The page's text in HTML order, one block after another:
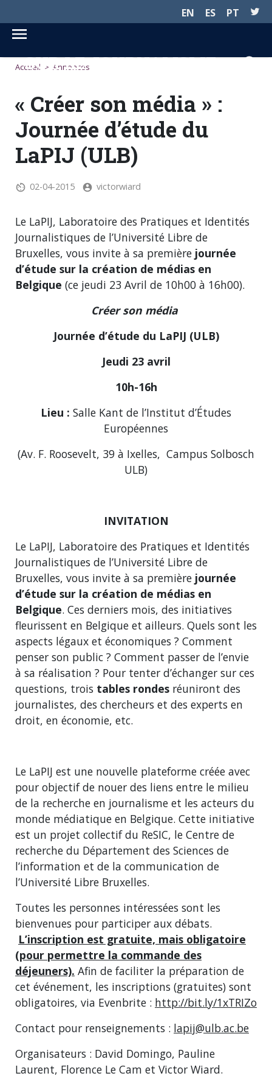
EN ES PT
SUR LE JOURNALISME...
Accueil > Annonces
« Créer son média » :
Journée d’étude du
LaPIJ (ULB)
02-04-2015 victorwiard
Le LaPIJ, Laboratoire des Pratiques et Identités
Journalistiques de l’Université Libre de
Bruxelles, vous invite à sa première journée
d’étude sur la création de médias en
Belgique (ce jeudi 23 Avril de 10h00 à 16h00).
Créer son média
Journée d’étude du LaPIJ (ULB)
Jeudi 23 avril
10h-16h
Lieu : Salle Kant de l’Institut d’Études
Européennes
(Av. F. Roosevelt, 39 à Ixelles, Campus Solbosch
ULB)
INVITATION
Le LaPIJ, Laboratoire des Pratiques et Identités
Journalistiques de l’Université Libre de
Bruxelles, vous invite à sa première journée
d’étude sur la création de médias en
Belgique. Ces derniers mois, des initiatives
fleurissent en Belgique et ailleurs. Quels sont les
aspects légaux et économiques ? Comment
penser son public ? Comment passer de l’envie
à sa réalisation ? Pour tenter d’échanger sur ces
questions, trois tables rondes réuniront des
journalistes, des chercheurs et des experts en
droit, en économie, etc.
Le LaPIJ est une nouvelle plateforme créée avec
pour objectif de nouer des liens entre le milieu
de la recherche en journalisme et les acteurs du
monde médiatique en Belgique. Cette initiative
est un projet collectif du ReSIC, le Centre de
recherche du Département des Sciences de
l’information et de la communication de
l’Université Libre Bruxelles.
Toutes les personnes intéressées sont les
bienvenues pour participer aux débats.
L’inscription est gratuite, mais obligatoire
(pour permettre la commande des
déjeuners). Afin de faciliter la préparation de
cet événement, les inscriptions (gratuites) sont
obligatoires, via Evenbrite : http://bit.ly/1xTRIZo
Contact pour renseignements : lapij@ulb.ac.be
Organisateurs : David Domingo, Pauline
Laurent, Florence Le Cam et Victor Wiard.